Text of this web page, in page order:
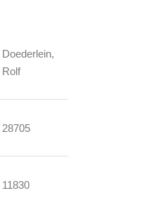
Doederlein,
Rolf
28705
11830